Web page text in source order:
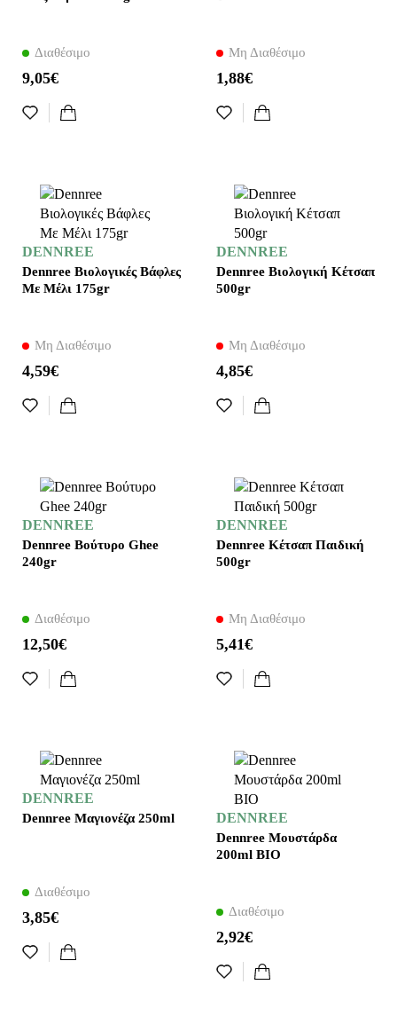
Διαθέσιμο
9,05€
Μη Διαθέσιμο
1,88€
DENNREE
Dennree Βιολογικές Βάφλες
Με Μέλι 175gr
Μη Διαθέσιμο
4,59€
DENNREE
Dennree Βιολογική Κέτσαπ
500gr
Μη Διαθέσιμο
4,85€
DENNREE
Dennree Βούτυρο Ghee
240gr
Διαθέσιμο
12,50€
DENNREE
Dennree Κέτσαπ Παιδική
500gr
Μη Διαθέσιμο
5,41€
DENNREE
Dennree Μαγιονέζα 250ml
Διαθέσιμο
3,85€
DENNREE
Dennree Μουστάρδα
200ml ΒΙΟ
Διαθέσιμο
2,92€